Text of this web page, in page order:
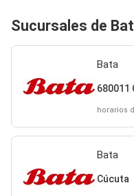
Sucursales de
Bata
680011
horarios
Bata
Cúcuta